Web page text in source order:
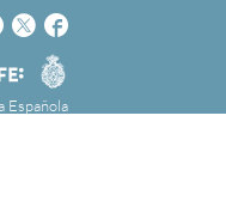
Facebook
Twitter
Agencia
EFE
Española